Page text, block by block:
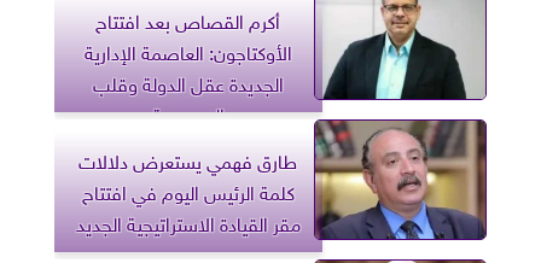
أكرم القصاص بعد افتتاح
الأوكتاجون: العاصمة الإدارية
الجديدة عقل الدولة وقلب
الجمهورية
طارق فهمي يستعرض دلالات
كلمة الرئيس اليوم في افتتاح
مقر القيادة الاستراتيجية الجديد